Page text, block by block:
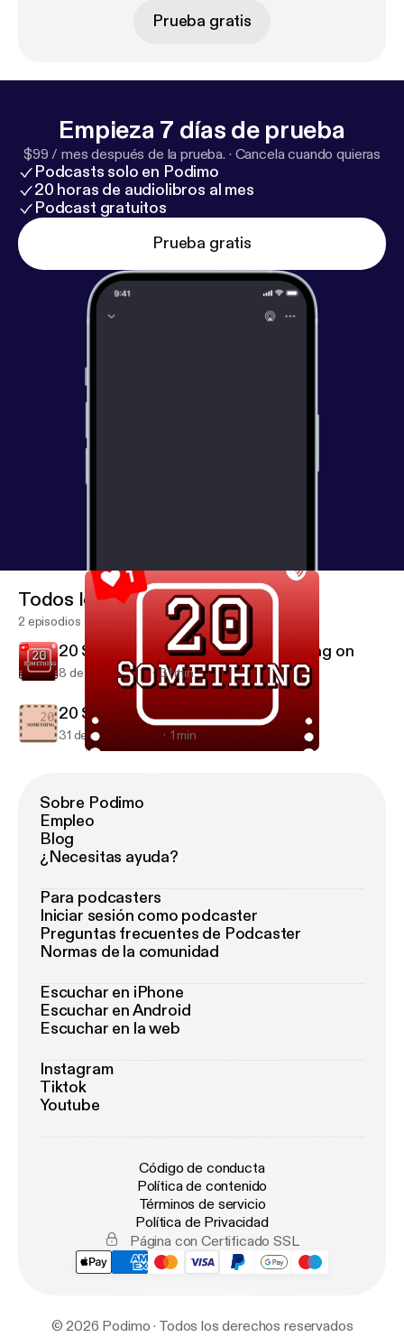
Prueba gratis
Empieza 7 días de prueba
$99 / mes después de la prueba. · Cancela cuando quieras
Podcasts solo en Podimo
20 horas de audiolibros al mes
Podcast gratuitos
Prueba gratis
Todos los episodios
2 episodios
20 Something artists y’all are sleeping on
8 de jun de 2019 31 min
20 Something: Coming soon!
31 de may de 2019 1 min
Sobre Podimo
Empleo
Blog
¿Necesitas ayuda?
Para podcasters
Iniciar sesión como podcaster
Preguntas frecuentes de Podcaster
Normas de la comunidad
Escuchar en iPhone
Escuchar en Android
Escuchar en la web
Instagram
Tiktok
Youtube
Código de conducta
Política de contenido
Términos de servicio
Política de Privacidad
Página con Certificado SSL
© 2026 Podimo · Todos los derechos reservados